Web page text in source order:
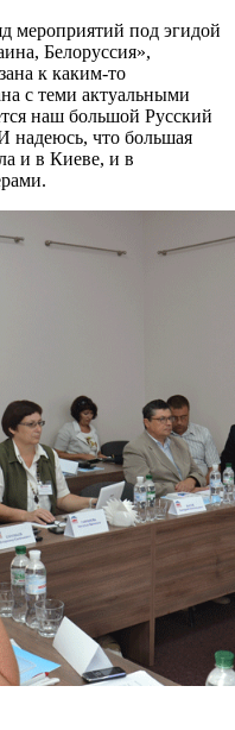
мероприятий под эгидой
Белоруссия»,
к каким-то
с теми актуальными
наш большой Русский
надеюсь, что большая
и в Киеве, и в